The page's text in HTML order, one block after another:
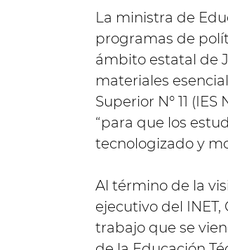
La ministra de
programas de
ámbito estatal de
materiales
Superior N° 11
“para que los
tecnologizado y
Al término de la
ejecutivo del
trabajo que se